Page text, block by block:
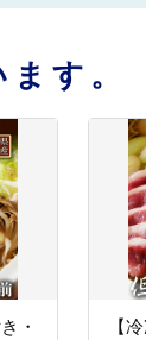
す。
・
【